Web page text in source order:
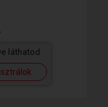
láthatod